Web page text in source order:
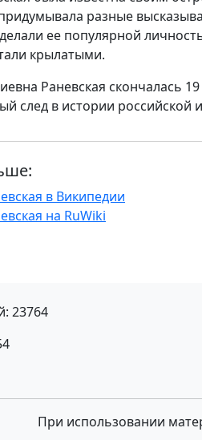
разные
ее популярной
крылатыми.
Раневская скончалась
след в истории российской
в Википедии
на RuWiki
23764
При использовании